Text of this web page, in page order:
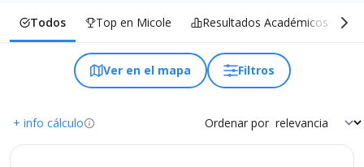
Todos Top en Micole Resultados Académicos
Ver en el mapa Filtros
+ info cálculo Ordenar por